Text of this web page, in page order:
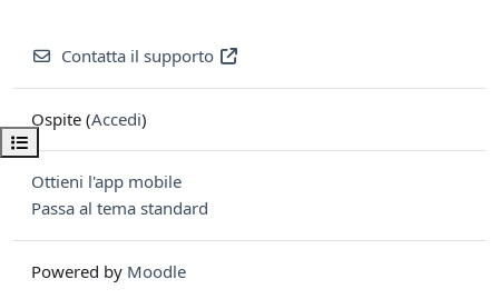
Apri indice del corso
Contatta il supporto
Ospite (Accedi)
Ottieni l'app mobile
Passa al tema standard
Powered by Moodle